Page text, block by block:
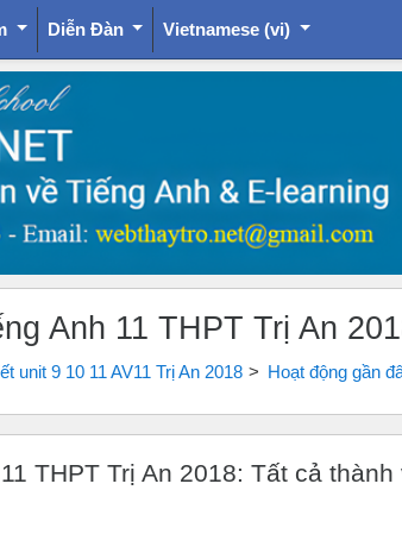
Diễn Đàn Vietnamese ‎(vi)‎
Anh 11 THPT Trị An
unit 9 10 11 AV11 Trị An 2018 Hoạt động gần
THPT Trị An 2018: Tất cả thành